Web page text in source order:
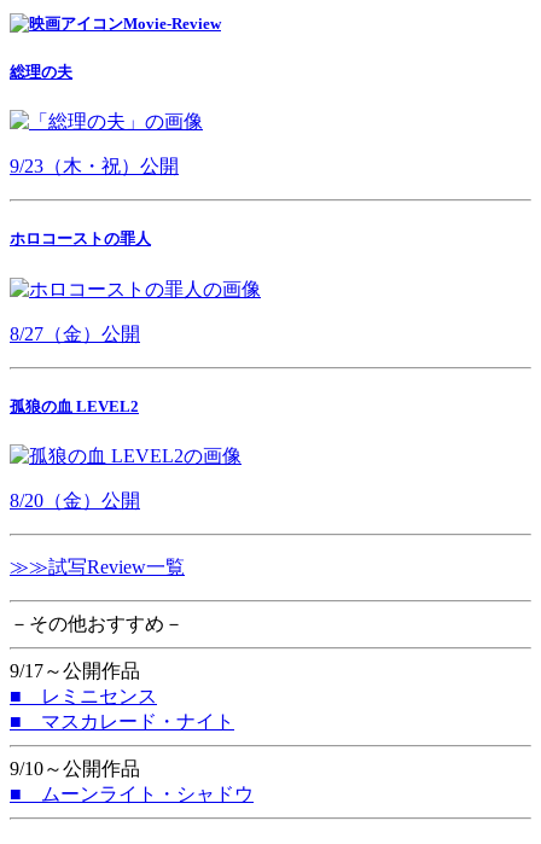
Movie-Review
総理の夫
9/23（木・祝）公開
ホロコーストの罪人
8/27（金）公開
孤狼の血 LEVEL2
8/20（金）公開
≫≫試写Review一覧
－その他おすすめ－
9/17～公開作品
■ レミニセンス
■ マスカレード・ナイト
9/10～公開作品
■ ムーンライト・シャドウ